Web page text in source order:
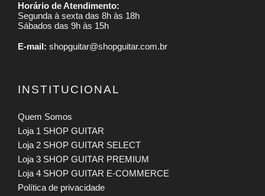
Horário de Atendimento:
Segunda à sexta das 8h às 18h
Sábados das 9h às 15h
E-mail: shopguitar@shopguitar.com.br
INSTITUCIONAL
Quem Somos
Loja 1 SHOP GUITAR
Loja 2 SHOP GUITAR SELECT
Loja 3 SHOP GUITAR PREMIUM
Loja 4 SHOP GUITAR E-COMMERCE
Política de privacidade